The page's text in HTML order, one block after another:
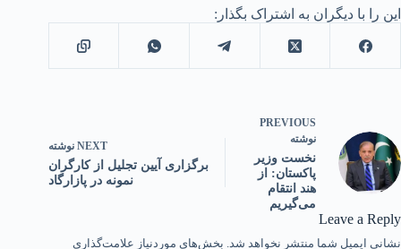
این را با دیگران به اشتراک بگذار:
PREVIOUS
نوشته
نخست وزیر
پاکستان: از
هند انتقام
می‌گیریم
NEXT نوشته
برگزاری آیین تجلیل از کارگران
نمونه در پازارگاد
Leave a Reply
نشانی ایمیل شما منتشر نخواهد شد. بخش‌های موردنیاز علامت‌گذاری